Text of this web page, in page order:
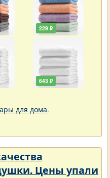
229 ₽
643 ₽
для дома.
Цены упали